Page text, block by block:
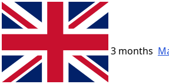
3 months